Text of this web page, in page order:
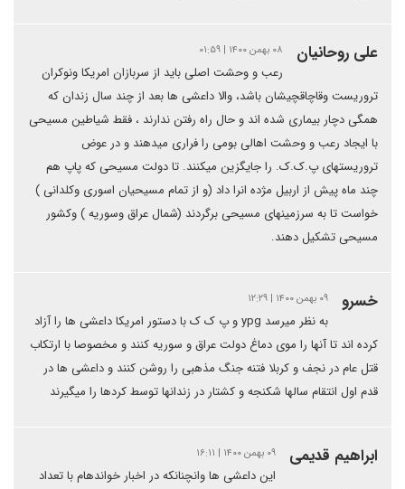
علی روحانیان ۰۸ بهمن ۱۴۰۰ | ۰۱:۵۹
رعب و وحشت اصلی باید از سربازان امریکا ونوکران
تروریست وقاچاقچیشان باشد، والا داعشی ها بعد از چند سال زندان که
همگی دچار بیماری شده اند و حال راه رفتن ندارند ، فقط شیاطین مسیحی
با ایجاد رعب و وحشت اهالی بومی را فراری میدهند و در عوض
تروریستهای پ.ک.ک. را جایگزین میکنند. تا دولت مسیحی که پاپ هم
چند ماه پیش از اربیل مژده انرا داد (و از تمام مسیحیان اسوری وکلدانی )
خواست تا به سرزمینهای مسیحی برگردند (شمال عراق وسوریه ) وکشور
مسیحی تشکیل دهند.
خسرو ۰۹ بهمن ۱۴۰۰ | ۱۲:۲۹
به نظر میرسد ypg و پ ک ک با دستور امریکا داعشی ها را آزاد
کرده اند تا آنها را موی دماغ دولت عراق و سوریه کنند و مخصوصا با ارتکاب
قتل عام در نجف و کربلا فتنه جنگ مذهبی را روشن کنند و داعشی ها در
قدم اول انتقام سالها شکنجه و کشتار در زندانها توسط کردها را میگیرند
ابراهیم قدیمی ۰۹ بهمن ۱۴۰۰ | ۱۶:۱۱
این داعشی ها وانچنانکه در اخبار خواندهام با تعداد